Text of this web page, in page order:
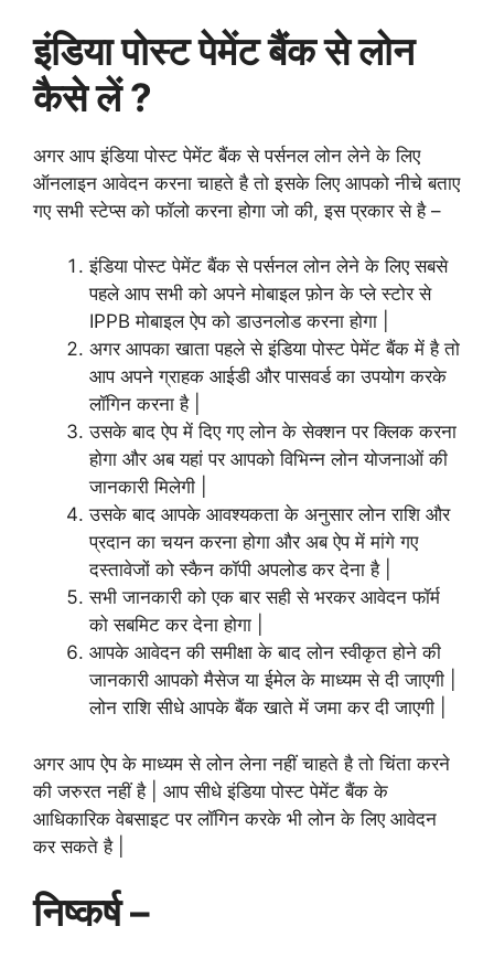
इंडिया पोस्ट पेमेंट बैंक से लोन
कैसे लें ?
अगर आप इंडिया पोस्ट पेमेंट बैंक से पर्सनल लोन लेने के लिए
ऑनलाइन आवेदन करना चाहते है तो इसके लिए आपको नीचे बताए
गए सभी स्टेप्स को फॉलो करना होगा जो की, इस प्रकार से है –
इंडिया पोस्ट पेमेंट बैंक से पर्सनल लोन लेने के लिए सबसे
पहले आप सभी को अपने मोबाइल फ़ोन के प्ले स्टोर से
IPPB मोबाइल ऐप को डाउनलोड करना होगा |
अगर आपका खाता पहले से इंडिया पोस्ट पेमेंट बैंक में है तो
आप अपने ग्राहक आईडी और पासवर्ड का उपयोग करके
लॉगिन करना है |
उसके बाद ऐप में दिए गए लोन के सेक्शन पर क्लिक करना
होगा और अब यहां पर आपको विभिन्न लोन योजनाओं की
जानकारी मिलेगी |
उसके बाद आपके आवश्यकता के अनुसार लोन राशि और
प्रदान का चयन करना होगा और अब ऐप में मांगे गए
दस्तावेजों को स्कैन कॉपी अपलोड कर देना है |
सभी जानकारी को एक बार सही से भरकर आवेदन फॉर्म
को सबमिट कर देना होगा |
आपके आवेदन की समीक्षा के बाद लोन स्वीकृत होने की
जानकारी आपको मैसेज या ईमेल के माध्यम से दी जाएगी |
लोन राशि सीधे आपके बैंक खाते में जमा कर दी जाएगी |
अगर आप ऐप के माध्यम से लोन लेना नहीं चाहते है तो चिंता करने
की जरुरत नहीं है | आप सीधे इंडिया पोस्ट पेमेंट बैंक के
आधिकारिक वेबसाइट पर लॉगिन करके भी लोन के लिए आवेदन
कर सकते है |
निष्कर्ष –